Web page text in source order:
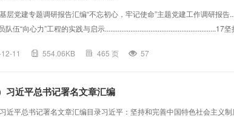
基层党建专题调研报告汇编“不忘初心，牢记使命”主题党建工作调研报
队伍“向心力”工程的实践与启示
11
554.06KB 465 页 57
习近平总书记署名文章汇编
习近平总书记署名文章汇编目录习近平：坚持和完善中国特色社会主义